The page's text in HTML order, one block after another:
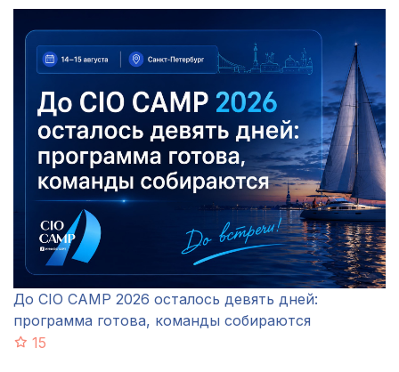
До CIO CAMP 2026 осталось девять дней:
программа готова, команды собираются
15